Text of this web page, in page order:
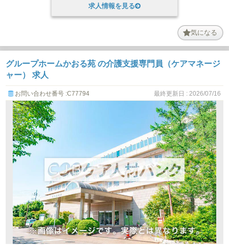
求人情報を見る
気になる
グループホームかおる苑 の介護支援専門員（ケアマネージ
ャー） 求人
お問い合わせ番号 :C77794 最終更新日 : 2026/07/16